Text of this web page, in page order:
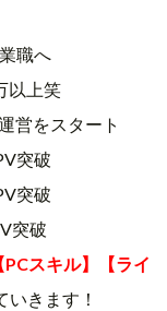
職へ
以上笑
営をスタート
突破
突破
突破
スキル】【ライ
いきます！